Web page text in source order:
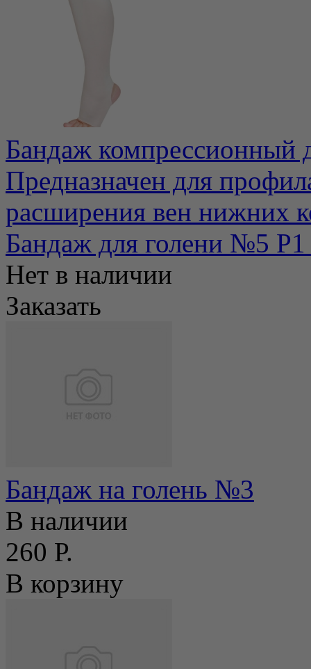
Бандаж компрессионный
Предназначен для
расширения вен нижних
Бандаж для голени №5
Нет в наличии
Заказать
Бандаж на голень №3
В наличии
260 Р.
В корзину